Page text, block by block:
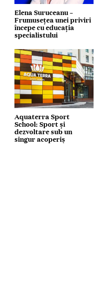
Elena Suruceanu –
Frumusețea unei priviri
începe cu educația
specialistului
Aquaterra Sport
School: Sport și
dezvoltare sub un
singur acoperiș